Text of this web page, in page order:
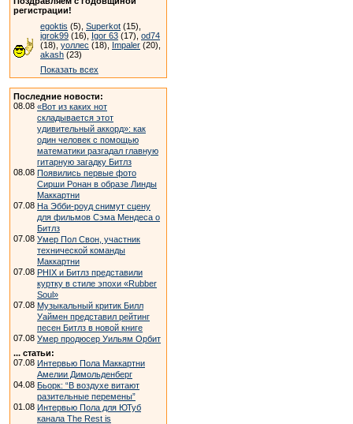
регистрации!
egoktis (5), Superkot (15),
igrok99 (16), Igor 63 (17), od74
(18), уоллес (18), Impaler (20),
akash (23)
Показать всех
Последние новости:
08.08 «Вот из каких нот
складывается этот
удивительный аккорд»: как
один человек с помощью
математики разгадал главную
гитарную загадку Битлз
08.08 Появились первые фото
Сирши Ронан в образе Линды
Маккартни
07.08 На Эбби-роуд снимут сцену
для фильмов Сэма Мендеса о
Битлз
07.08 Умер Пол Свон, участник
технической команды
Маккартни
07.08 PHIX и Битлз представили
куртку в стиле эпохи «Rubber
Soul»
07.08 Музыкальный критик Билл
Уаймен представил рейтинг
песен Битлз в новой книге
07.08 Умер продюсер Уильям Орбит
... статьи:
07.08 Интервью Пола Маккартни
Амелии Димольденберг
04.08 Бьорк: “В воздухе витают
разительные перемены”
01.08 Интервью Пола для ЮТуб
канала The Rest is